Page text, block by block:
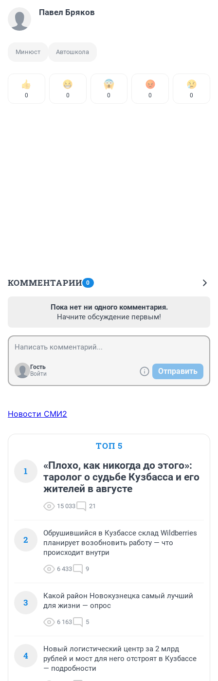
Павел Бряков
Минюст Автошкола
0 0 0 0 0
КОММЕНТАРИИ 0
Пока нет ни одного комментария.
Начните обсуждение первым!
Гость
Войти
Отправить
Новости СМИ2
ТОП 5
1
«Плохо, как никогда до этого»:
таролог о судьбе Кузбасса и его
жителей в августе
15 033 21
2
Обрушившийся в Кузбассе склад Wildberries
планирует возобновить работу — что
происходит внутри
6 433 9
3
Какой район Новокузнецка самый лучший
для жизни — опрос
6 163 5
4
Новый логистический центр за 2 млрд
рублей и мост для него отстроят в Кузбассе
— подробности